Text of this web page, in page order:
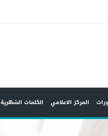
المركز الاعلامي الكلمات الشهرية